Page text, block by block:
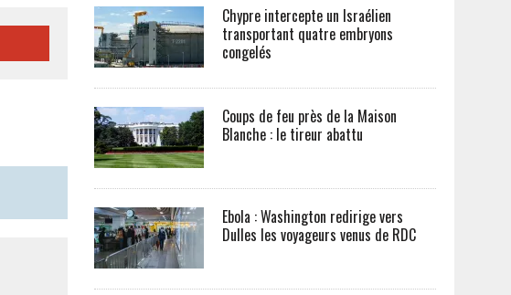
Chypre intercepte un Israélien
transportant quatre embryons
congelés
Coups de feu près de la Maison
Blanche : le tireur abattu
Ebola : Washington redirige vers
Dulles les voyageurs venus de RDC